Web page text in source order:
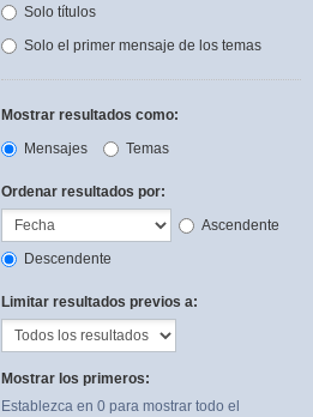
Solo títulos
Solo el primer mensaje de los temas
Mostrar resultados como:
Mensajes
Temas
Ordenar resultados por:
Ascendente
Descendente
Limitar resultados previos a:
Mostrar los primeros:
Establezca en 0 para mostrar todo el